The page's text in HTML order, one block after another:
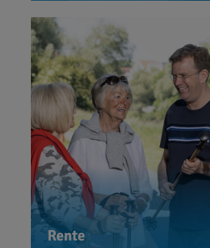
Rente
Uns allen soll es im Alter
Hierfür haben
vergangenen Jahren
erlebt. Absicherung für
heute eine
solidarischer
und eigener Vorsorge,
auch